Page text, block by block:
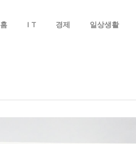
홈 I T 경제 일상생활